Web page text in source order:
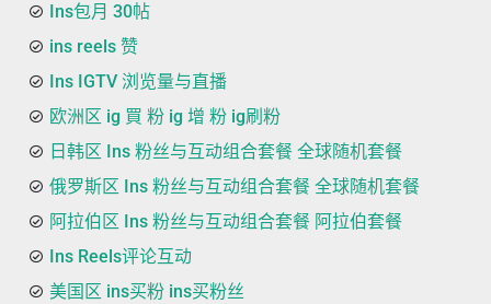
Ins包月 30帖
ins reels 赞
Ins IGTV 浏览量与直播
欧洲区 ig 買 粉 ig 增 粉 ig刷粉
日韩区 Ins 粉丝与互动组合套餐 全球随机套餐
俄罗斯区 Ins 粉丝与互动组合套餐 全球随机套餐
阿拉伯区 Ins 粉丝与互动组合套餐 阿拉伯套餐
Ins Reels评论互动
美国区 ins买粉 ins买粉丝